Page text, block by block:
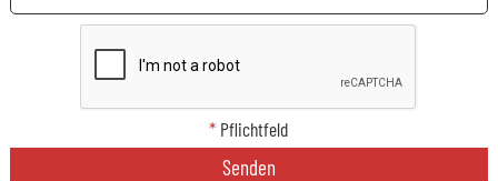
* Pflichtfeld
Senden